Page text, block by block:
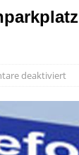
deaktiviert